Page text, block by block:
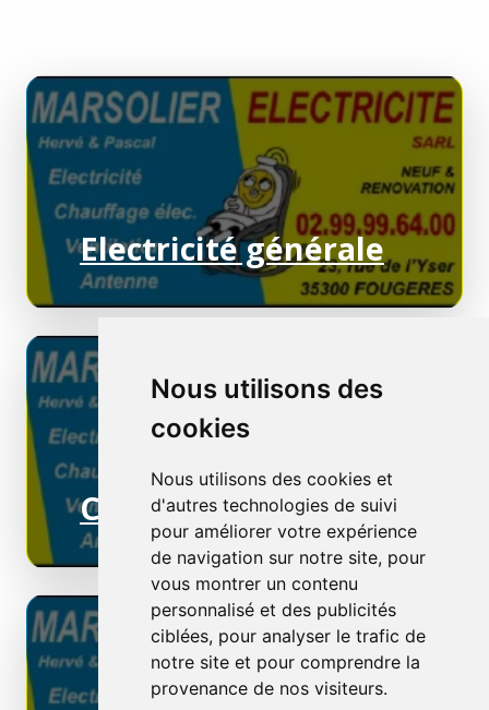
Nous utilisons des
cookies
Nous utilisons des cookies et
d'autres technologies de suivi
pour améliorer votre expérience
de navigation sur notre site, pour
vous montrer un contenu
personnalisé et des publicités
ciblées, pour analyser le trafic de
notre site et pour comprendre la
provenance de nos visiteurs.
Electricité générale
Chauffage électrique